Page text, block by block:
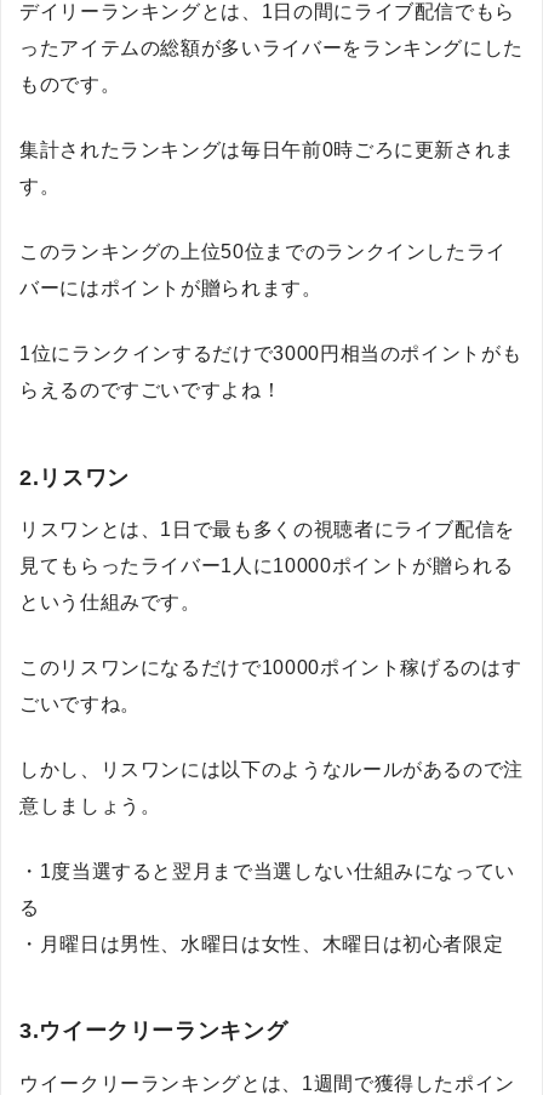
デイリーランキングとは、1日の間にライブ配信でもら
ったアイテムの総額が多いライバーをランキングにした
ものです。
集計されたランキングは毎日午前0時ごろに更新されま
す。
このランキングの上位50位までのランクインしたライ
バーにはポイントが贈られます。
1位にランクインするだけで3000円相当のポイントがも
らえるのですごいですよね！
2.リスワン
リスワンとは、1日で最も多くの視聴者にライブ配信を
見てもらったライバー1人に10000ポイントが贈られる
という仕組みです。
このリスワンになるだけで10000ポイント稼げるのはす
ごいですね。
しかし、リスワンには以下のようなルールがあるので注
意しましょう。
・1度当選すると翌月まで当選しない仕組みになってい
る
・月曜日は男性、水曜日は女性、木曜日は初心者限定
3.ウイークリーランキング
ウイークリーランキングとは、1週間で獲得したポイン